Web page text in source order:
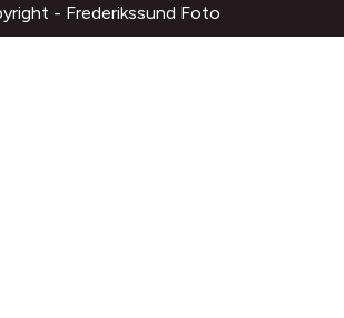
- Frederikssund Foto